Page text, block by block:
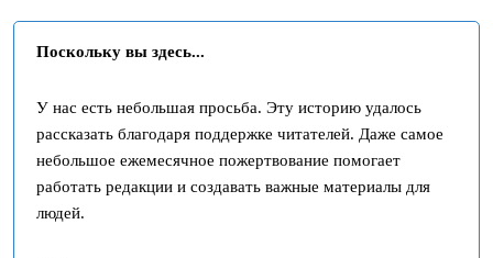
Поскольку вы здесь...
У нас есть небольшая просьба. Эту историю удалось
рассказать благодаря поддержке читателей. Даже самое
небольшое ежемесячное пожертвование помогает
работать редакции и создавать важные материалы для
людей.